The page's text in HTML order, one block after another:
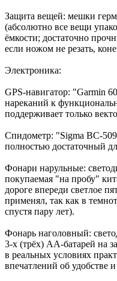
Защита вещей: мешки
(абсолютно все вещи
ёмкости; достаточно
если ножом не резать,
Электроника:
GPS-навигатор: "Garmin
нареканий к
поддерживает только
Спидометр: "Sigma BC-
полностью достаточный
Фонари нарульные:
покупаемая "на пробу"
дороге впереди светлое
применял, так как в
спустя пару лет).
Фонарь наголовный:
3-х (трёх) AA-батарей на
в реальных условиях
впечатлений об удобстве